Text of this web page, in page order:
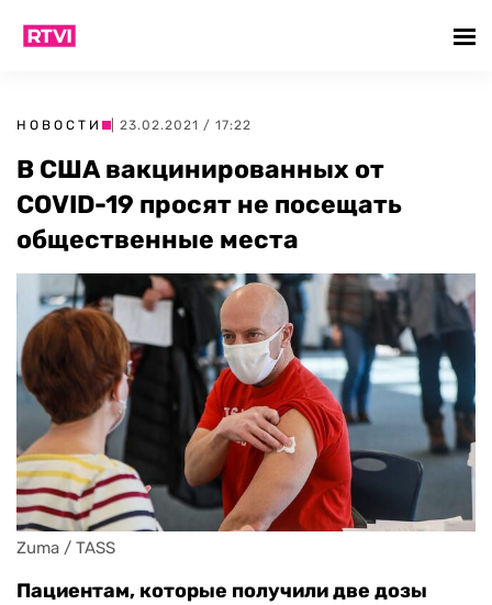
НОВОСТИ | 23.02.2021 / 17:22
В США вакцинированных от
COVID-19 просят не посещать
общественные места
Zuma / TASS
Пациентам, которые получили две дозы